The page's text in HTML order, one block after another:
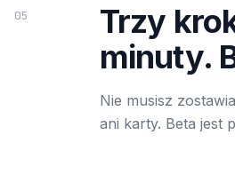
05
Trzy
minuty.
Nie musisz
ani karty. Beta jest